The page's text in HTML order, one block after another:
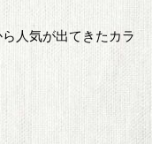
人気が出てきたカラ